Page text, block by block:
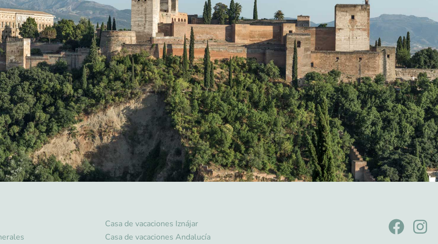
Casa de vacaciones Iznájar
Casa de vacaciones Andalucía